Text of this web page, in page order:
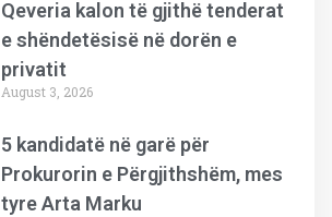
Qeveria kalon të gjithë tenderat
e shëndetësisë në dorën e
privatit
August 3, 2026
5 kandidatë në garë për
Prokurorin e Përgjithshëm, mes
tyre Arta Marku